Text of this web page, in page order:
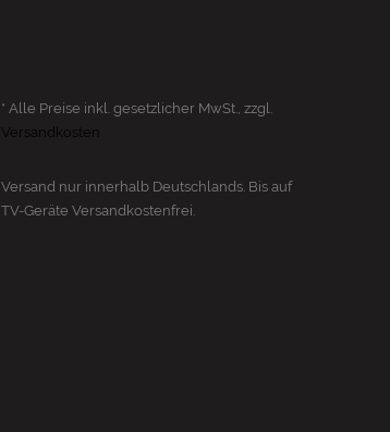
* Alle Preise inkl. gesetzlicher MwSt., zzgl.
Versandkosten
Versand nur innerhalb Deutschlands. Bis auf
TV-Geräte Versandkostenfrei.